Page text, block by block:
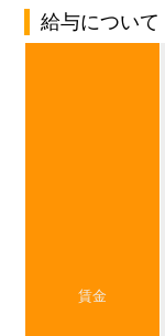
給与について
賃金